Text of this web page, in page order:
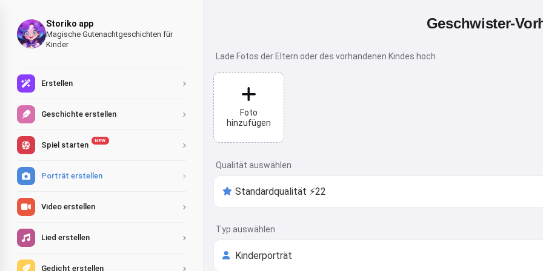
Storiko app
Magische Gutenachtgeschichten für
Kinder
Erstellen
Geschichte erstellen
Spiel starten NEW
Porträt erstellen
Video erstellen
Lied erstellen
Gedicht erstellen
Geschwister-
Lade Fotos der Eltern oder des vorhandenen Kindes hoch
Foto
hinzufügen
Qualität auswählen
Typ auswählen